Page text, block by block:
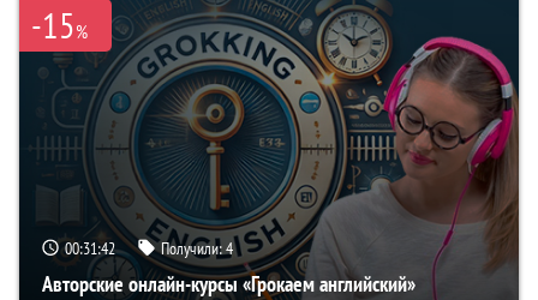
-15%
00:31:41 Получили:4
Авторские онлайн-курсы «Грокаем английский»